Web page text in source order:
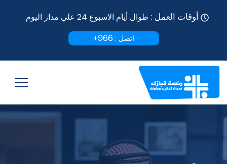
أوقات العمل : طوال أيام الاسبوع 24 علي مدار اليوم
اتصل : 966+